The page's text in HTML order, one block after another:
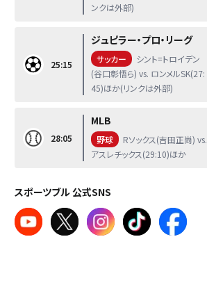
ンクは外部)
25:15
ジュピラー・プロ・リーグ
サッカー
シント=トロイデン
(谷口彰悟ら) vs. ロンメルSK(27:
45)ほか(リンクは外部)
28:05
MLB
野球
Rソックス(吉田正尚) vs.
アスレチックス(29:10)ほか
スポーツブル 公式SNS